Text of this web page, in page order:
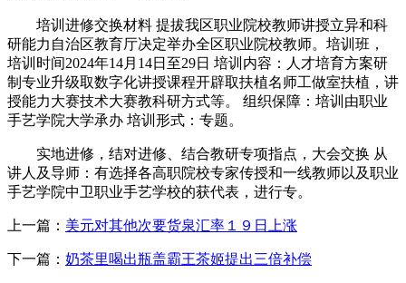
培训进修交换材料 提拔我区职业院校教师讲授立异和科
研能力自治区教育厅决定举办全区职业院校教师。培训班，
培训时间2024年14月14日至29日 培训内容：人才培育方案研
制专业升级取数字化讲授课程开辟取扶植名师工做室扶植，讲
授能力大赛技术大赛教科研方式等。 组织保障：培训由职业
手艺学院大学承办 培训形式：专题。
实地进修，结对进修、结合教研专项指点，大会交换 从
讲人及导师：有选择各高职院校专家传授和一线教师以及职业
手艺学院中卫职业手艺学校的获代表，进行专。
上一篇： 美元对其他次要货泉汇率１９日上涨
下一篇： 奶茶里喝出瓶盖霸王茶姬提出三倍补偿